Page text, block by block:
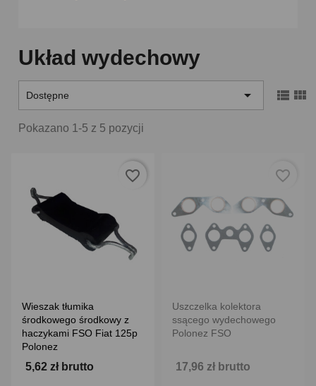
Układ wydechowy
Dostępne   
Pokazano 1-5 z 5 pozycji
Wieszak tłumika
środkowego środkowy z
haczykami FSO Fiat 125p
Polonez
5,62 zł brutto
favorite_border
Uszczelka kolektora
ssącego wydechowego
Polonez FSO
17,96 zł brutto
favorite_border